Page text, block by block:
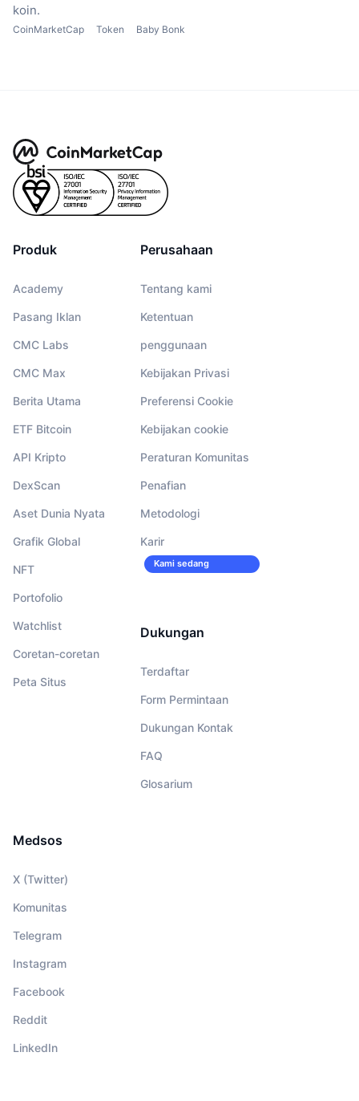
koin.
CoinMarketCap Token Baby Bonk
Produk
Academy
Pasang Iklan
CMC Labs
CMC Max
Berita Utama
ETF Bitcoin
API Kripto
DexScan
Aset Dunia Nyata
Grafik Global
NFT
Portofolio
Watchlist
Coretan-coretan
Peta Situs
Perusahaan
Tentang kami
Ketentuan
penggunaan
Kebijakan Privasi
Preferensi Cookie
Kebijakan cookie
Peraturan Komunitas
Penafian
Metodologi
Karir
Kami sedang
Dukungan
Terdaftar
Form Permintaan
Dukungan Kontak
FAQ
Glosarium
Medsos
X (Twitter)
Komunitas
Telegram
Instagram
Facebook
Reddit
LinkedIn